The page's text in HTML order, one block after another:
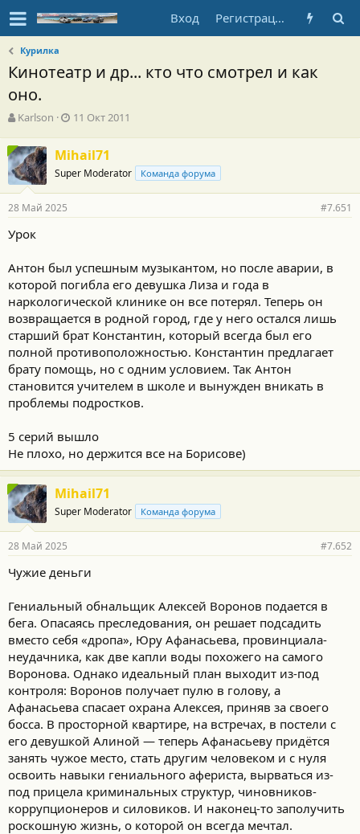
Вход Регистрация
Курилка
Кинотеатр и др... кто что смотрел и как
оно.
А
т
о
р
т
е
м
ы
Karlson
Д
а
н
а
11 Окт 2011
Mihail71
Super Moderator Команда форума
28 Май 2025 #7.651
Урок
Антон был успешным музыкантом, но после аварии, в
которой погибла его девушка Лиза и года в
наркологической клинике он все потерял. Теперь он
возвращается в родной город, где у него остался лишь
старший брат Константин, который всегда был его
полной противоположностью. Константин предлагает
брату помощь, но с одним условием. Так Антон
становится учителем в школе и вынужден вникать в
проблемы подростков.
5 серий вышло
Не плохо, но держится все на Борисове)
Mihail71
Super Moderator Команда форума
28 Май 2025 #7.652
Чужие деньги
Гениальный обнальщик Алексей Воронов подается в
бега. Опасаясь преследования, он решает подсадить
вместо себя «дропа», Юру Афанасьева, провинциала-
неудачника, как две капли воды похожего на самого
Воронова. Однако идеальный план выходит из-под
контроля: Воронов получает пулю в голову, а
Афанасьева спасает охрана Алексея, приняв за своего
босса. В просторной квартире, на встречах, в постели с
его девушкой Алиной — теперь Афанасьеву придётся
занять чужое место, стать другим человеком и с нуля
освоить навыки гениального афериста, вырваться из-
под прицела криминальных структур, чиновников-
коррупционеров и силовиков. И наконец-то заполучить
роскошную жизнь, о которой он всегда мечтал.